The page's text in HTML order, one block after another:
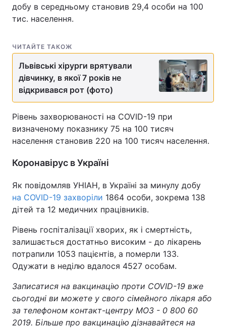
добу в середньому становив 29,4 особи на 100
тис. населення.
ЧИТАЙТЕ ТАКОЖ
Львівські хірурги врятували
дівчинку, в якої 7 років не
відкривався рот (фото)
Рівень захворюваності на COVID-19 при
визначеному показнику 75 на 100 тисяч
населення становив 220 на 100 тисяч населення.
Коронавірус в Україні
Як повідомляв УНІАН, в Україні за минулу добу
на COVID-19 захворіли 1864 особи, зокрема 138
дітей та 12 медичних працівників.
Рівень госпіталізації хворих, як і смертність,
залишається достатньо високим - до лікарень
потрапили 1053 пацієнтів, а померли 133.
Одужати в неділю вдалося 4527 особам.
Записатися на вакцинацію проти COVID-19 вже
сьогодні ви можете у свого сімейного лікаря або
за телефоном контакт-центру МОЗ - 0 800 60
2019. Більше про вакцинацію дізнавайтеся на